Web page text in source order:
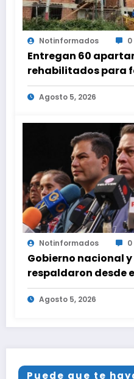
Notinformados 0
Entregan 60
rehabilitados para
urbanismo Ana
Agosto 5, 2026
Notinformados 0
Gobierno nacional
respaldaron desde
momento tras
Agosto 5, 2026
Puede que te